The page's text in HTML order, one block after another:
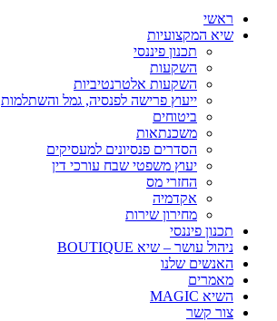
ראשי
שיא המקצועיות
תכנון פיננסי
השקעות
השקעות אלטרנטיביות
ייעוץ פרישה לפנסיה, גמל והשתלמות
ביטוחים
משכנתאות
הסדרים פנסיונים למעסיקים
יעוץ משפטי שבח עורכי דין
החזרי מס
אקדמיה
מחירון שירות
תכנון פיננסי
ניהול עושר – שיא BOUTIQUE
האנשים שלנו
מאמרים
השיא MAGIC
צור קשר